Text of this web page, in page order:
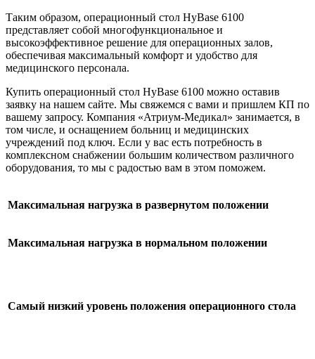
Таким образом, операционный стол HyBase 6100
представляет собой многофункциональное и
высокоэффективное решение для операционных залов,
обеспечивая максимальный комфорт и удобство для
медицинского персонала.
Купить операционный стол HyBase 6100 можно оставив
заявку на нашем сайте. Мы свяжемся с вами и пришлем КП по
вашему запросу. Компания «Атриум-Медикал» занимается, в
том числе, и оснащением больниц и медицинских
учреждений под ключ. Если у вас есть потребность в
комплексном снабжении большим количеством различного
оборудования, то мы с радостью вам в этом поможем.
Максимальная нагрузка в развернутом положении
Максимальная нагрузка в нормальном положении
Самый низкий уровень положения операционного стола